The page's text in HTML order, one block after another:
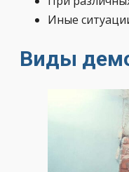
Иные
Виды